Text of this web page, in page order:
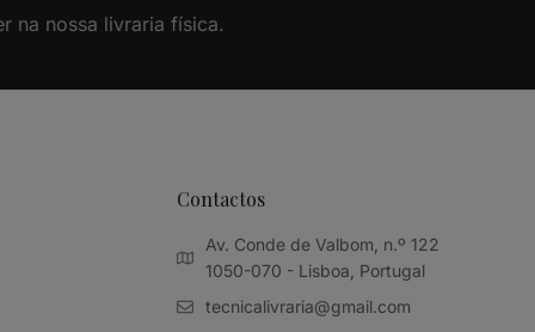
na nossa livraria física.
Contactos
Av. Conde de Valbom, n.º 122
1050-070 - Lisboa, Portugal
tecnicalivraria@gmail.com